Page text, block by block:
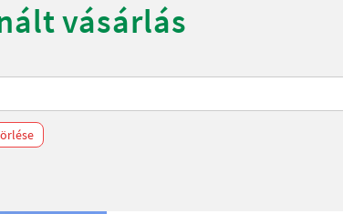
vásárlás